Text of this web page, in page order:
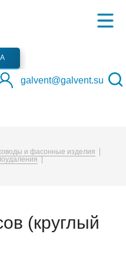
galvent@galvent.su
и фасонные изделия
(круглый